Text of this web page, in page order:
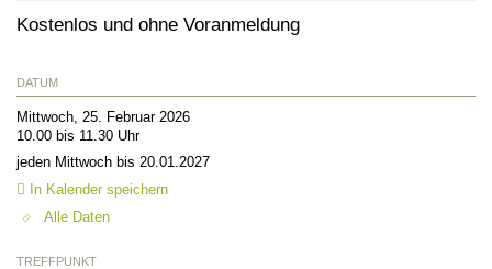
Kostenlos und ohne Voranmeldung
DATUM
Mittwoch, 25. Februar 2026
10.00 bis 11.30 Uhr
jeden Mittwoch bis 20.01.2027
In Kalender speichern
Alle Daten
TREFFPUNKT